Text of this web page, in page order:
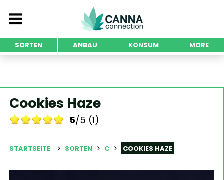
SORTEN ANBAU KONSUM MORE
Cookies Haze
5/5 (1)
STARTSEITE SORTEN C COOKIES HAZE